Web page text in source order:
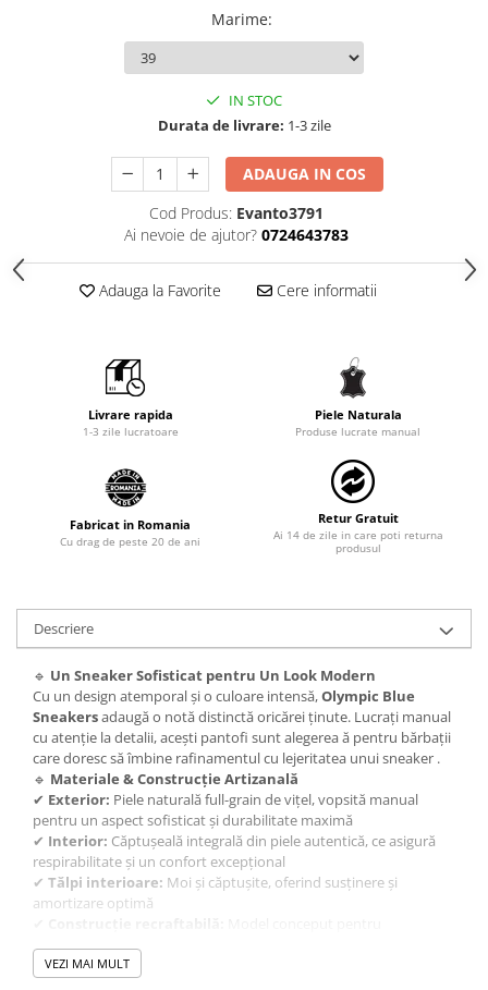
Marime:
IN STOC
Durata de livrare: 1-3 zile
ADAUGA IN COS
Cod Produs: Evanto3791
Ai nevoie de ajutor? 0724643783
Adauga la Favorite Cere informatii
Livrare rapida
1-3 zile lucratoare
Piele Naturala
Produse lucrate manual
Fabricat in Romania
Cu drag de peste 20 de ani
Retur Gratuit
Ai 14 de zile in care poti returna
produsul
Descriere
🔹 Un Sneaker Sofisticat pentru Un Look Modern
Cu un design atemporal și o culoare intensă,Olympic Blue
Sneakersadaugă o notă distinctă oricărei ținute. Lucrați manual
cu atenție la detalii, acești pantofi sunt alegerea ă pentru bărbații
care doresc să îmbine rafinamentul cu lejeritatea unui sneaker .
🔹 Materiale & Construcție Artizanală
✔ Exterior: Piele naturală full-grain de vițel, vopsită manual
pentru un aspect sofisticat și durabilitate maximă
✔ Interior: Căptușeală integrală din piele autentică, ce asigură
respirabilitate și un confort excepțional
✔ Tălpi interioare: Moi și căptușite, oferind susținere și
amortizare optimă
recondiționare, oferind o durată de viață îndelungată
🔹Versatilitate & Confort pentru Orice Ocazie
VEZI MAI MULT